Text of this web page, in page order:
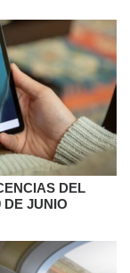
DEL
DE JUNIO